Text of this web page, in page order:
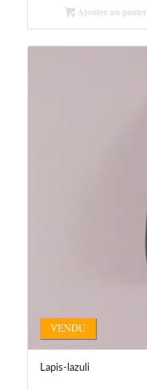
Ajouter au panier
Lapis-lazuli
VENDU